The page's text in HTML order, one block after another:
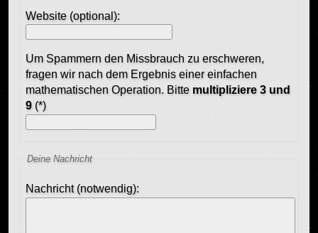
Website (optional):
Um Spammern den Missbrauch zu erschweren,
fragen wir nach dem Ergebnis einer einfachen
mathematischen Operation. Bitte multipliziere 3 und
9 (*)
Deine Nachricht
Nachricht (notwendig):